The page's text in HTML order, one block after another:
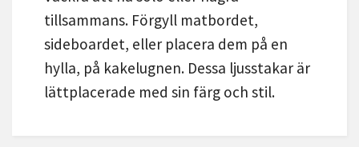
tillsammans. Förgyll matbordet,
sideboardet, eller placera dem på en
hylla, på kakelugnen. Dessa ljusstakar är
lättplacerade med sin färg och stil.